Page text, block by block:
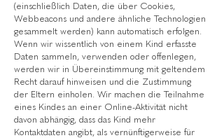
(einschließlich Daten, die über Cookies,
Webbeacons und andere ähnliche Technologien
gesammelt werden) kann automatisch erfolgen.
Wenn wir wissentlich von einem Kind erfasste
Daten sammeln, verwenden oder offenlegen,
werden wir in Übereinstimmung mit geltendem
Recht darauf hinweisen und die Zustimmung
der Eltern einholen. Wir machen die Teilnahme
eines Kindes an einer Online-Aktivität nicht
davon abhängig, dass das Kind mehr
Kontaktdaten angibt, als vernünftigerweise für